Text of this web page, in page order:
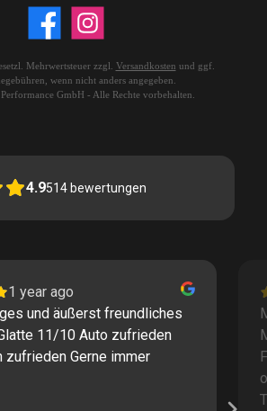
Mehrwertsteuer zzgl. Versandkosten und ggf.
wenn nicht anders angegeben.
GmbH - Alle Rechte vorbehalten.
4.9514 bewertungen
1 year ago
und äußerst freundliches
11/10 Auto zufrieden
zufrieden Gerne immer